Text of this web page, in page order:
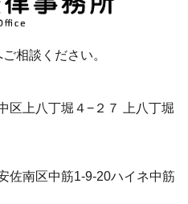
相談ください。
区上八丁堀４−２７ 上八丁堀
佐南区中筋1-9-20ハイネ中筋